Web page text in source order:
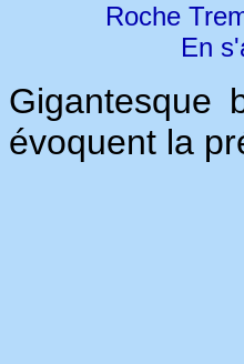
Roche
En
Gigantesque
évoquent la